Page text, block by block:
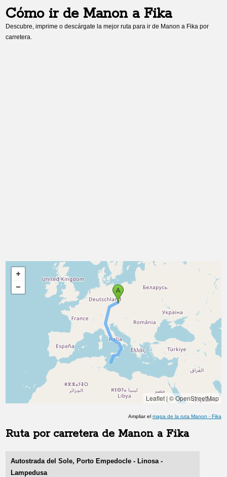
Cómo ir de Manona Fika
Descubre, imprime o descárgate la mejor ruta para ir de Manon a Fika por
carretera.
Leaflet| © OpenStreetMap
Ampliar el mapa de la ruta Manon - Fika
Ruta por carretera de Manon a Fika
Autostrada del Sole, Porto Empedocle - Linosa -
Lampedusa